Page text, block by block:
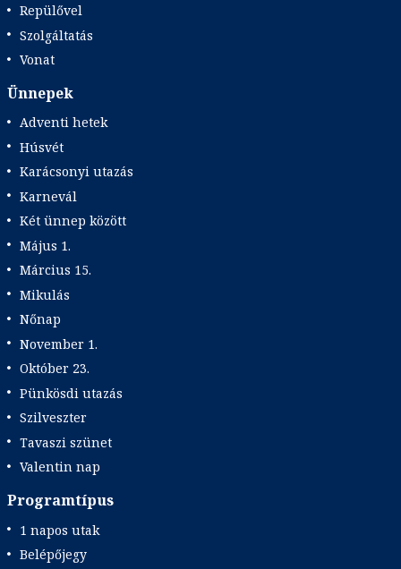
Repülővel
Szolgáltatás
Vonat
Ünnepek
Adventi hetek
Húsvét
Karácsonyi utazás
Karnevál
Két ünnep között
Május 1.
Március 15.
Mikulás
Nőnap
November 1.
Október 23.
Pünkösdi utazás
Szilveszter
Tavaszi szünet
Valentin nap
Programtípus
1 napos utak
Belépőjegy